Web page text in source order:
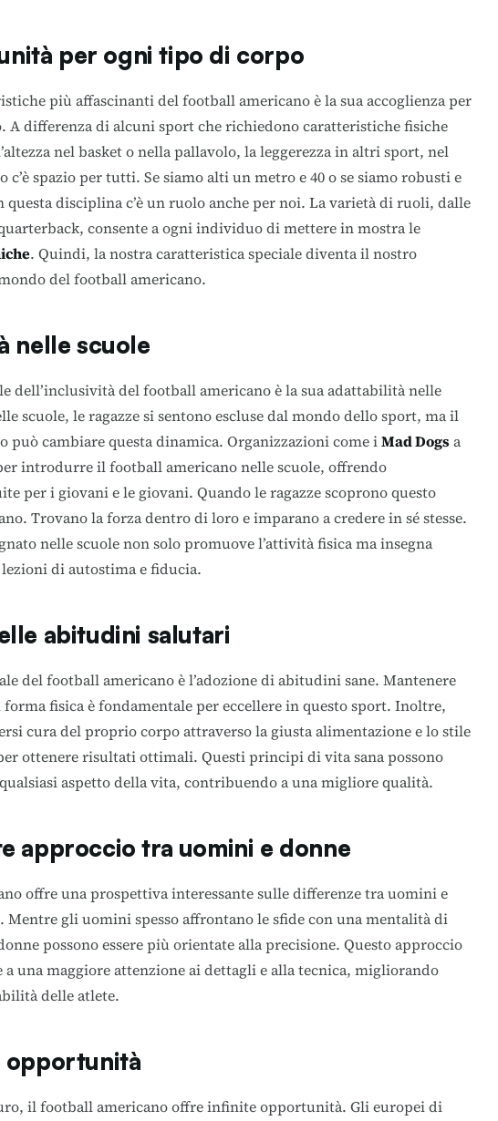
per ogni tipo di corpo
più affascinanti del football americano è la sua accoglienza per
A differenza di alcuni sport che richiedono caratteristiche fisiche
nel basket o nella pallavolo, la leggerezza in altri sport, nel
c’è spazio per tutti. Se siamo alti un metro e 40 o se siamo robusti e
questa disciplina c’è un ruolo anche per noi. La varietà di ruoli, dalle
consente a ogni individuo di mettere in mostra le
. Quindi, la nostra caratteristica speciale diventa il nostro
del football americano.
nelle scuole
dell’inclusività del football americano è la sua adattabilità nelle
scuole, le ragazze si sentono escluse dal mondo dello sport, ma il
può cambiare questa dinamica. Organizzazioni come iMad Dogsa
introdurre il football americano nelle scuole, offrendo
per i giovani e le giovani. Quando le ragazze scoprono questo
Trovano la forza dentro di loro e imparano a credere in sé stesse.
nelle scuole non solo promuove l’attività fisica ma insegna
di autostima e fiducia.
abitudini salutari
del football americano è l’adozione di abitudini sane. Mantenere
fisica è fondamentale per eccellere in questo sport. Inoltre,
cura del proprio corpo attraverso la giusta alimentazione e lo stile
ottenere risultati ottimali. Questi principi di vita sana possono
aspetto della vita, contribuendo a una migliore qualità.
approccio tra uomini e donne
offre una prospettiva interessante sulle differenze tra uomini e
Mentre gli uomini spesso affrontano le sfide con una mentalità di
possono essere più orientate alla precisione. Questo approccio
una maggiore attenzione ai dettagli e alla tecnica, migliorando
delle atlete.
opportunità
il football americano offre infinite opportunità. Gli europei di